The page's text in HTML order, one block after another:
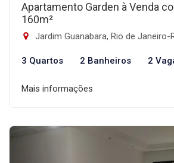
Apartamento Garden à Venda
160m²
Jardim Guanabara, Rio de Janeiro-
3 Quartos 2 Banheiros 2
Mais informações